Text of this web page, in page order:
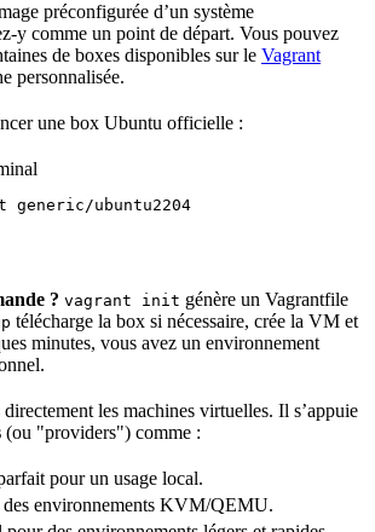
préconfigurée d’un système
y comme un point de départ. Vous pouvez
de boxes disponibles sur le Vagrant
personnalisée.
une box Ubuntu officielle :
generic/ubuntu2204
? vagrant init génère un Vagrantfile
télécharge la box si nécessaire, crée la VM et
minutes, vous avez un environnement
directement les machines virtuelles. Il s’appuie
(ou "providers") comme :
pour un usage local.
des environnements KVM/QEMU.